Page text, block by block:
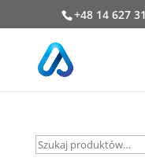
+48 14 627
Szukaj
produktów…